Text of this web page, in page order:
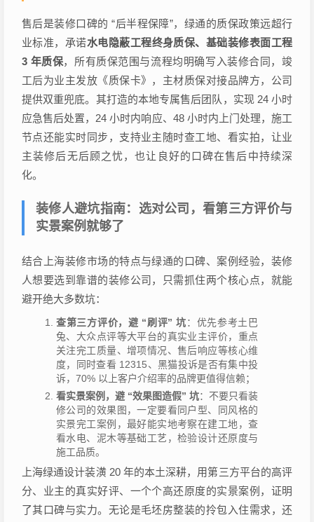
售后是装修口碑的 “后半程保障”，绿通的质保政策远超行
业标准，承诺水电隐蔽工程终身质保、基础装修表面工程
3 年质保，所有质保范围与流程均明确写入装修合同，竣
工后为业主发放《质保卡》，主材质保对接品牌方，公司
提供双重兜底。其打造的本地专属售后团队，实现 24 小时
应急售后处置，24 小时内响应、48 小时内上门处理，施工
节点还能实时同步，支持业主随时查工地、看实拍，让业
主装修后无后顾之忧，也让良好的口碑在售后中持续深
化。
装修人避坑指南：选对公司，看第三方评价与
实景案例就够了
结合上海装修市场的特点与绿通的口碑、案例经验，装修
人想要选到靠谱的装修公司，只需抓住两个核心点，就能
避开绝大多数坑：
查第三方评价，避 “刷评” 坑：优先参考土巴
兔、大众点评等大平台的真实业主评价，重点
关注完工质量、增项情况、售后响应等核心维
度，同时查看 12315、黑猫投诉是否有集中投
诉，70% 以上客户介绍率的品牌更值得信赖；
看实景案例，避 “效果图造假” 坑：不要只看装
修公司的效果图，一定要看同户型、同风格的
实景完工案例，最好能实地考察在建工地，查
看水电、泥木等基础工艺，检验设计还原度与
施工品质。
上海绿通设计装潢 20 年的本土深耕，用第三方平台的高评
分、业主的真实好评、一个个高还原度的实景案例，证明
了其口碑与实力。无论是毛坯房整装的拎包入住需求，还